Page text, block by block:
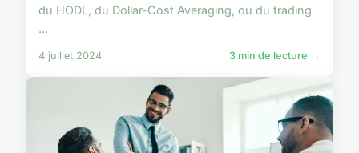
du HODL, du Dollar-Cost Averaging, ou du trading
...
4 juillet 2024 3 min de lecture →